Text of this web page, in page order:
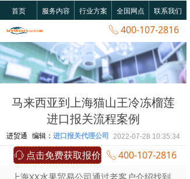
ꂅ 400-107-2816
首页 服务内容 行业方案 全国网点 联系我们
马来西亚到上海猫山王冷冻榴莲
进口报关流程案例
上海XX水果贸易公司通过老客户介绍找到
2022-07-28 10:35:34
进贸通 编辑： 进口报关代理公司
ꁱ 点击免费获取报价 ꂅ 400-107-2816